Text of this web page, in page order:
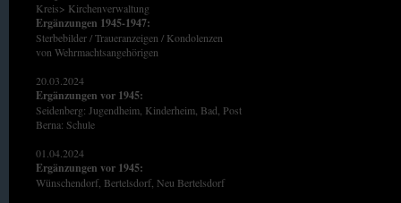
Kreis> Kirchenverwaltung
Ergänzungen 1945-1947:
Sterbebilder / Traueranzeigen / Kondolenzen
von Wehrmachtsangehörigen
20.03.2024
Ergänzungen vor 1945:
Seidenberg: Jugendheim, Kinderheim, Bad, Post
Berna: Schule
01.04.2024
Ergänzungen vor 1945:
Wünschendorf, Bertelsdorf, Neu Bertelsdorf